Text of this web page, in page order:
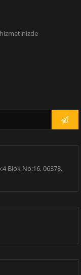
Blok No:16, 06378,